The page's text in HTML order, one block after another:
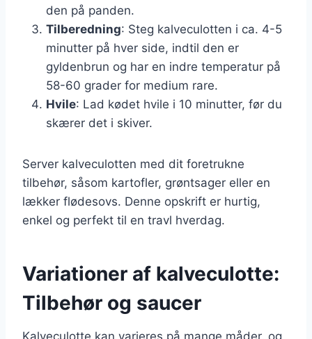
den på panden.
Tilberedning: Steg kalveculotten i ca. 4-5
minutter på hver side, indtil den er
gyldenbrun og har en indre temperatur på
58-60 grader for medium rare.
Hvile: Lad kødet hvile i 10 minutter, før du
skærer det i skiver.
Server kalveculotten med dit foretrukne
tilbehør, såsom kartofler, grøntsager eller en
lækker flødesovs. Denne opskrift er hurtig,
enkel og perfekt til en travl hverdag.
Variationer af kalveculotte:
Tilbehør og saucer
Kalveculotte kan varieres på mange måder, og